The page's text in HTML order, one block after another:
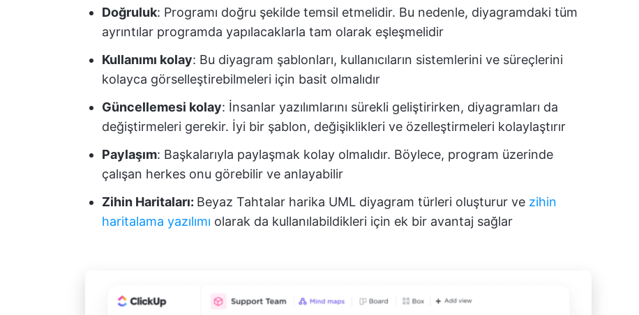
Doğruluk: Programı doğru şekilde temsil etmelidir. Bu nedenle, diyagramdaki tüm
ayrıntılar programda yapılacaklarla tam olarak eşleşmelidir
Kullanımı kolay: Bu diyagram şablonları, kullanıcıların sistemlerini ve süreçlerini
kolayca görselleştirebilmeleri için basit olmalıdır
Güncellemesi kolay: İnsanlar yazılımlarını sürekli geliştirirken, diyagramları da
değiştirmeleri gerekir. İyi bir şablon, değişiklikleri ve özelleştirmeleri kolaylaştırır
Paylaşım: Başkalarıyla paylaşmak kolay olmalıdır. Böylece, program üzerinde
çalışan herkes onu görebilir ve anlayabilir
Zihin Haritaları: Beyaz Tahtalar harika UML diyagram türleri oluşturur ve zihin
haritalama yazılımı olarak da kullanılabildikleri için ek bir avantaj sağlar